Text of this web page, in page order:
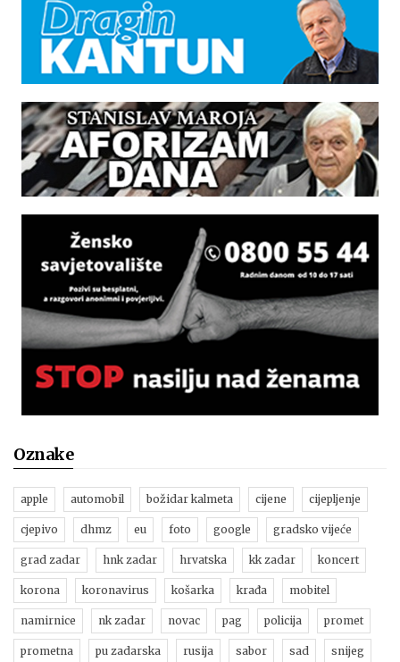
Oznake
apple automobil božidar kalmeta cijene cijepljenje
cjepivo dhmz eu foto google gradsko vijeće
grad zadar hnk zadar hrvatska kk zadar koncert
korona koronavirus košarka krađa mobitel
namirnice nk zadar novac pag policija promet
prometna pu zadarska rusija sabor sad snijeg